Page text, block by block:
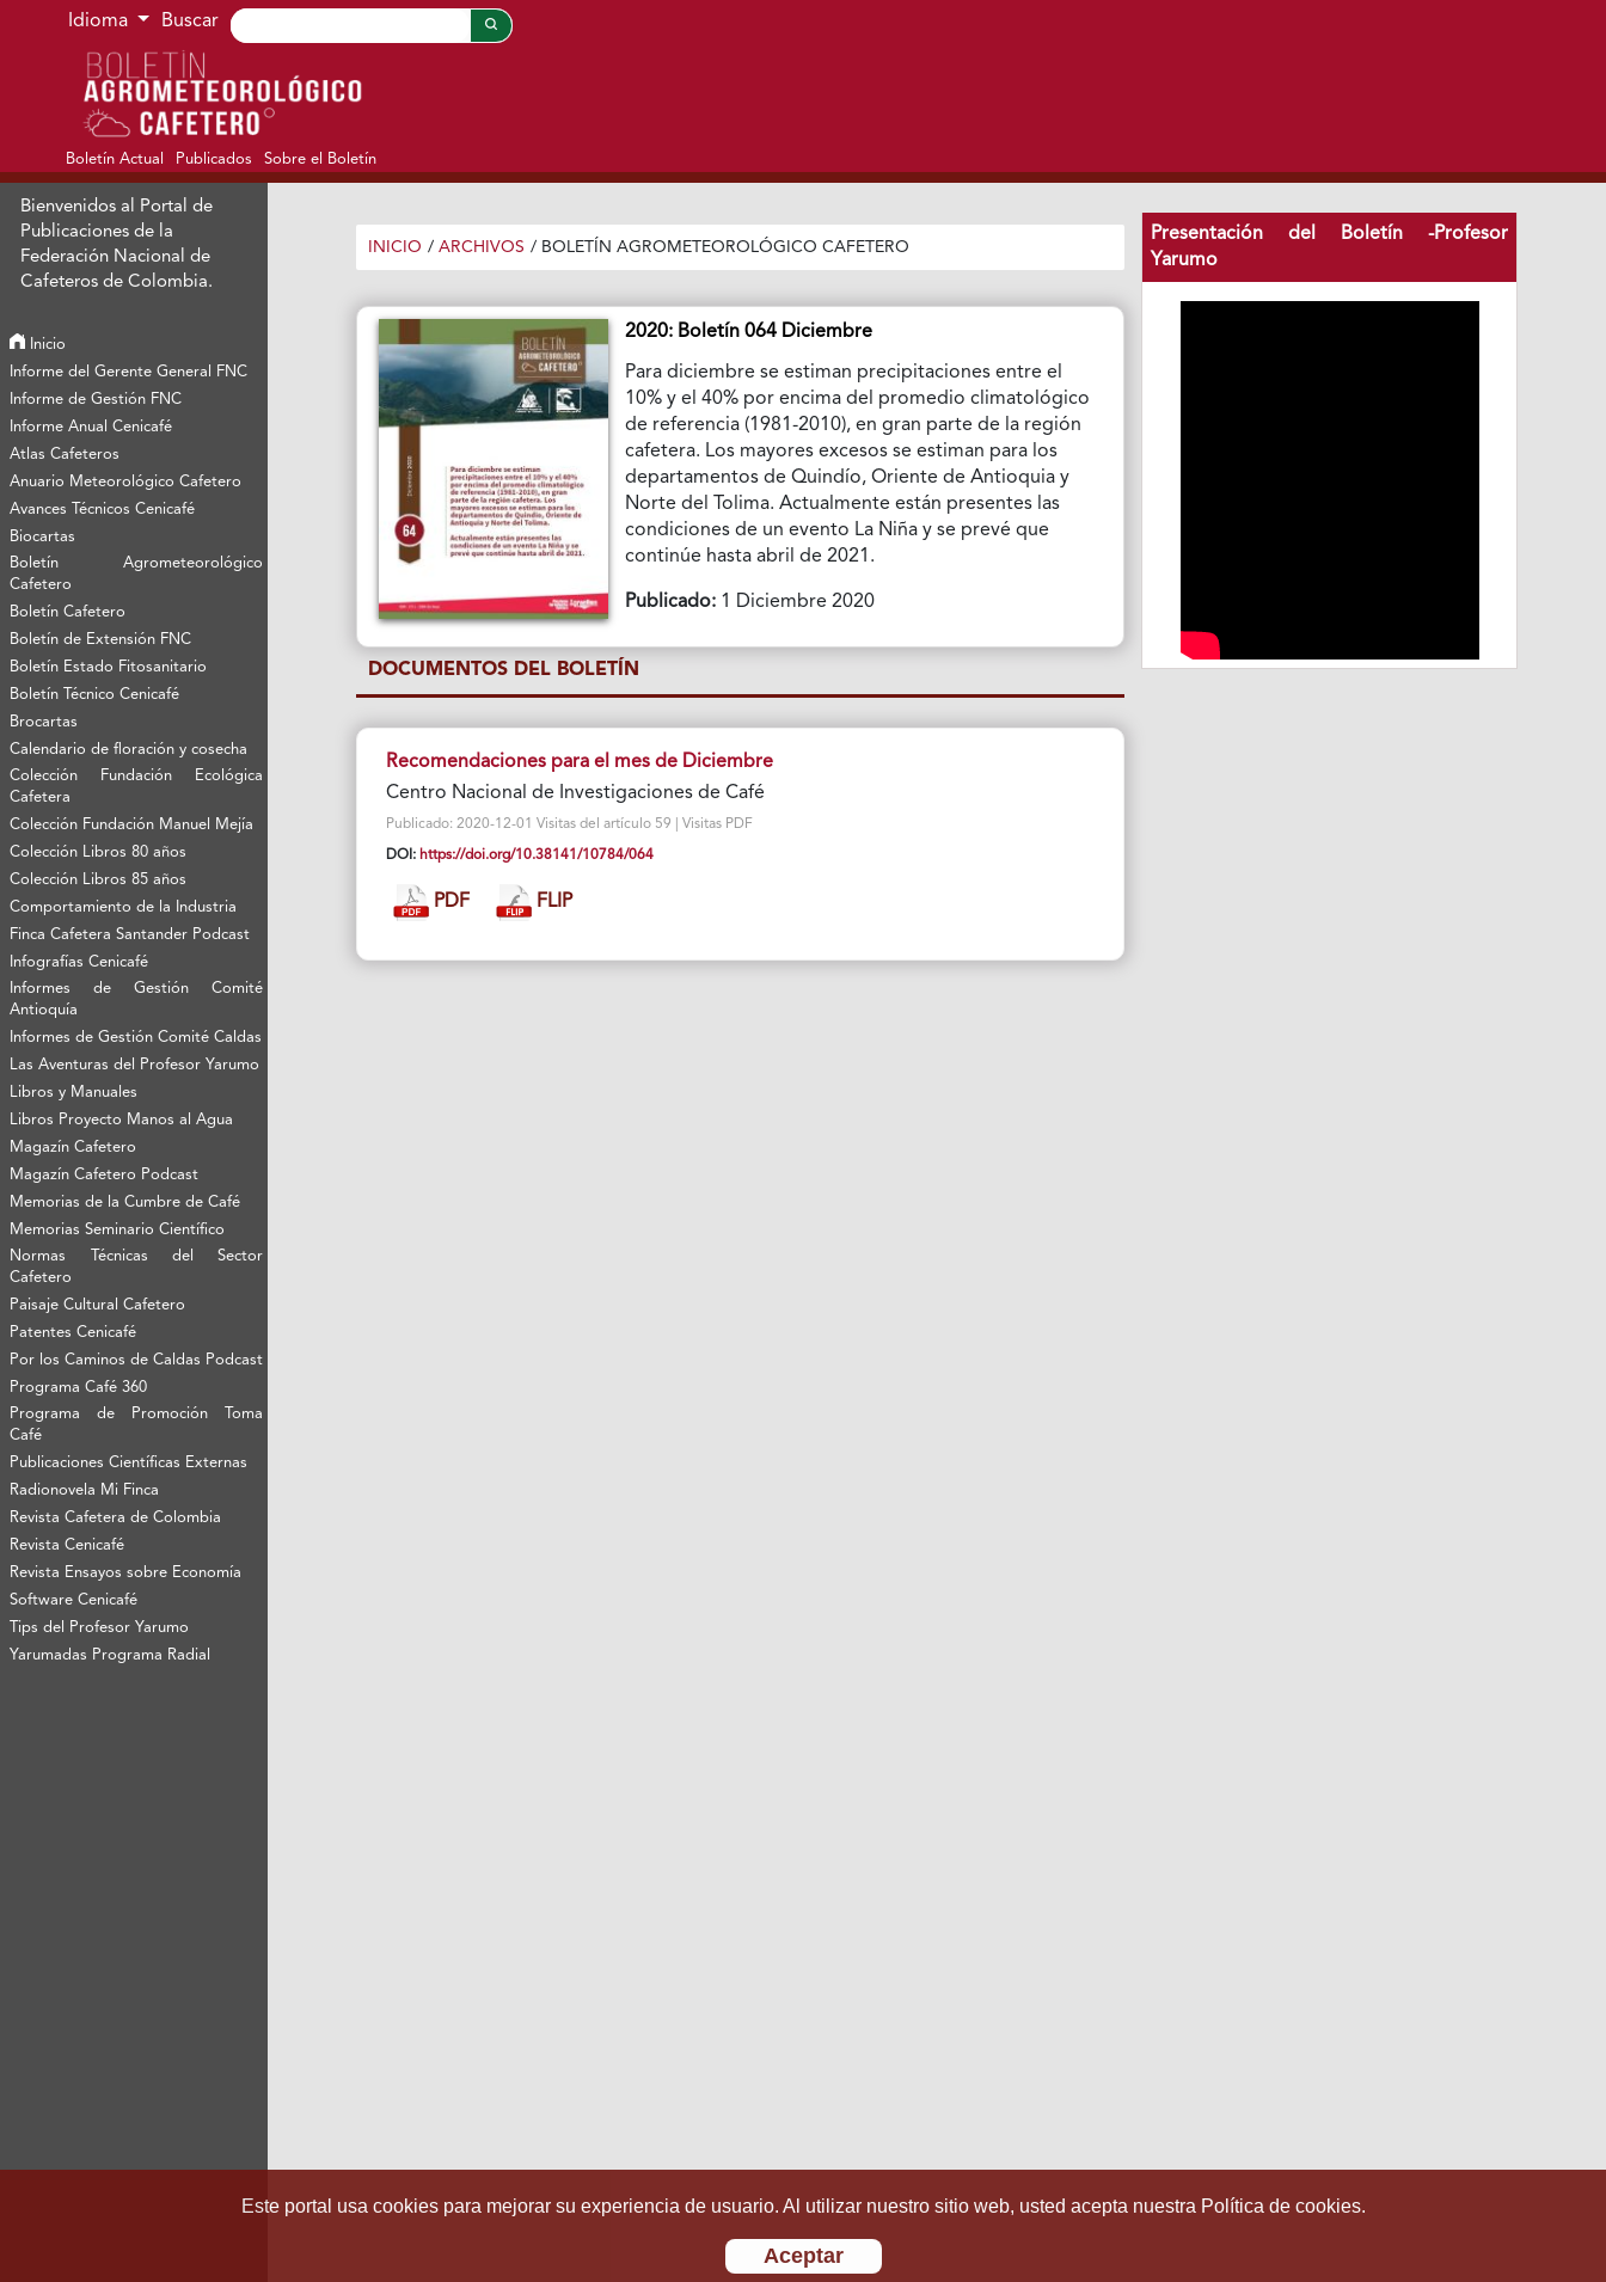
Ir al menú de navegación principal
Ir al contenido principal
Ir al pie de página del sitio
Idioma Buscar
Boletín Actual Publicados Sobre el Boletín
Bienvenidos al Portal de
Publicaciones de la
Federación Nacional de
Cafeteros de Colombia.
Inicio
Informe del Gerente General FNC
Informe de Gestión FNC
Informe Anual Cenicafé
Atlas Cafeteros
Anuario Meteorológico Cafetero
Avances Técnicos Cenicafé
Biocartas
Boletín Agrometeorológico
Cafetero
Boletín Cafetero
Boletín de Extensión FNC
Boletín Estado Fitosanitario
Boletín Técnico Cenicafé
Brocartas
Calendario de floración y cosecha
Colección Fundación Ecológica
Cafetera
Colección Fundación Manuel Mejía
Colección Libros 80 años
Colección Libros 85 años
Comportamiento de la Industria
Finca Cafetera Santander Podcast
Infografías Cenicafé
Informes de Gestión Comité
Antioquía
Informes de Gestión Comité Caldas
Las Aventuras del Profesor Yarumo
Libros y Manuales
Libros Proyecto Manos al Agua
Magazín Cafetero
Magazín Cafetero Podcast
Memorias de la Cumbre de Café
Memorias Seminario Científico
Normas Técnicas del Sector
Cafetero
Paisaje Cultural Cafetero
Patentes Cenicafé
Por los Caminos de Caldas Podcast
Programa Café 360
Programa de Promoción Toma
Café
Publicaciones Científicas Externas
Radionovela Mi Finca
Revista Cafetera de Colombia
Revista Cenicafé
Revista Ensayos sobre Economía
Software Cenicafé
Tips del Profesor Yarumo
Yarumadas Programa Radial
INICIO / ARCHIVOS / BOLETÍN AGROMETEOROLÓGICO CAFETERO
2020: Boletín 064 Diciembre
Para diciembre se estiman precipitaciones entre el
10% y el 40% por encima del promedio climatológico
de referencia (1981-2010), en gran parte de la región
cafetera. Los mayores excesos se estiman para los
departamentos de Quindío, Oriente de Antioquia y
Norte del Tolima. Actualmente están presentes las
condiciones de un evento La Niña y se prevé que
continúe hasta abril de 2021.
Publicado: 1 Diciembre 2020
DOCUMENTOS DEL BOLETÍN
Recomendaciones para el mes de Diciembre
Centro Nacional de Investigaciones de Café
Publicado: 2020-12-01 Visitas del artículo 59 | Visitas PDF
DOI: https://doi.org/10.38141/10784/064
PDF FLIP
Presentación del Boletín -Profesor
Yarumo
Este portal usa cookies para mejorar su experiencia de usuario. Al utilizar nuestro sitio web, usted acepta nuestra Política de cookies.
Aceptar